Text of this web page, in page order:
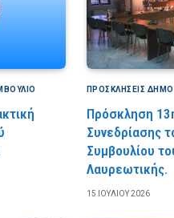
ΠΡΟΣΚΛΉΣΕΙΣ
Πρόσκληση
Συνεδρίασης
Συμβουλίου
Λαυρεωτικής.
15 ΙΟΥΛΊΟΥ 2026